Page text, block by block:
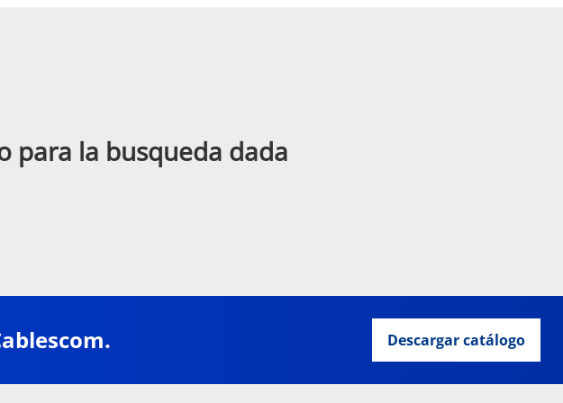
para la busqueda dada
Descargar catálogo